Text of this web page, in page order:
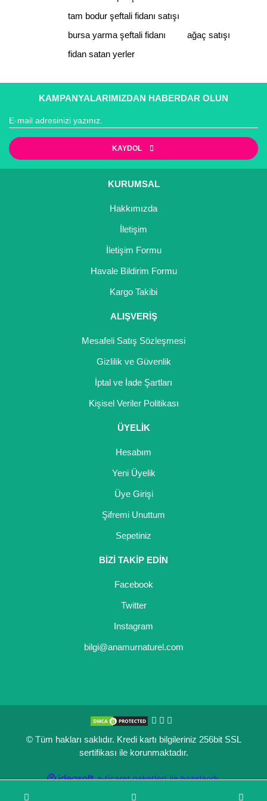
tam bodur şeftali fidanı satışı
bursa yarma şeftali fidanı
ağaç satışı
fidan satan yerler
KAMPANYALARIMIZDAN HABERDAR OLUN
KAYDOL
KURUMSAL
Hakkımızda
İletişim
İletişim Formu
Havale Bildirim Formu
Kargo Takibi
ALIŞVERİŞ
Mesafeli Satış Sözleşmesi
Gizlilik ve Güvenlik
İptal ve İade Şartları
Kişisel Veriler Politikası
ÜYELİK
Hesabım
Yeni Üyelik
Üye Girişi
Şifremi Unuttum
Sepetiniz
BİZİ TAKİP EDİN
Facebook
Twitter
Instagram
bilgi@anamurnaturel.com
© Tüm hakları saklıdır. Kredi kartı bilgileriniz 256bit SSL
sertifikası ile korunmaktadır.
ideasoft
e-
ile